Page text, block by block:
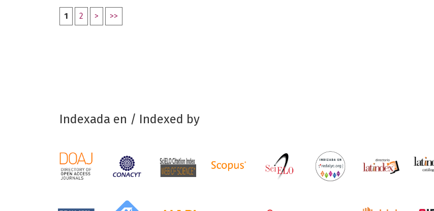
1 2 > >>
Indexada en / Indexed by